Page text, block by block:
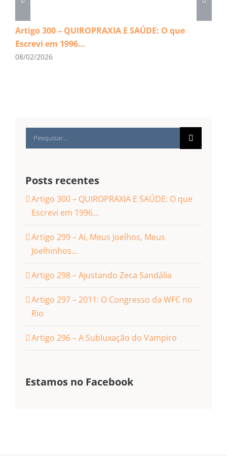
Artigo 300 – QUIROPRAXIA E SAÚDE: O que
Escrevi em 1996…
08/02/2026
Buscar
resultados
Posts recentes
Artigo 300 – QUIROPRAXIA E SAÚDE: O que
Escrevi em 1996…
Artigo 299 – Ai, Meus Joelhos, Meus
Joelhinhos…
Artigo 298 – Ajustando Zeca Sandália
Artigo 297 – 2011: O Congresso da WFC no
Rio
Artigo 296 – A Subluxação do Vampiro
Estamos no Facebook